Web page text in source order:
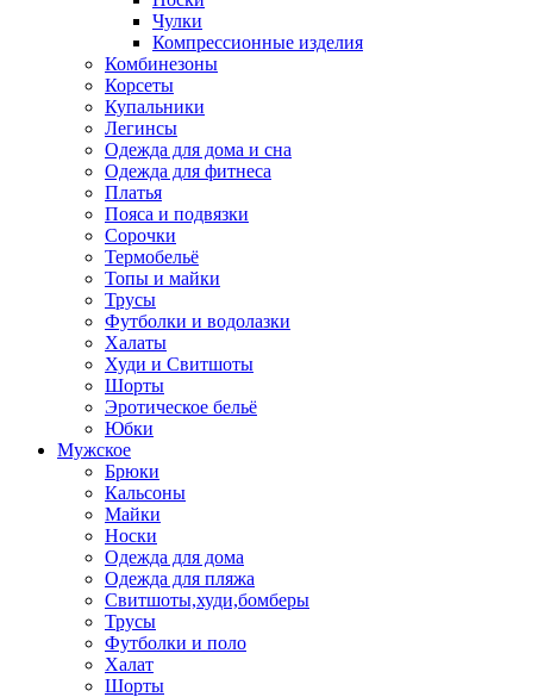
Чулки
Компрессионные изделия
Комбинезоны
Корсеты
Купальники
Легинсы
Одежда для дома и сна
Одежда для фитнеса
Платья
Пояса и подвязки
Сорочки
Термобельё
Топы и майки
Трусы
Футболки и водолазки
Халаты
Худи и Свитшоты
Шорты
Эротическое бельё
Юбки
Мужское
Брюки
Кальсоны
Майки
Носки
Одежда для дома
Одежда для пляжа
Свитшоты,худи,бомберы
Трусы
Футболки и поло
Халат
Шорты